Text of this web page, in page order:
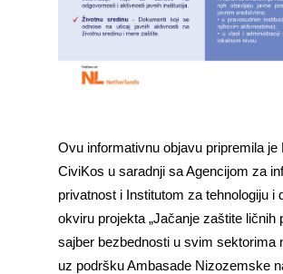
Ovu informativnu objavu pripremila je
CiviKos u saradnji sa Agencijom za
privatnost i Institutom za tehnologiju i
okviru projekta „Jačanje zaštite ličnih
sajber bezbednosti u svim sektorima
uz podršku Ambasade Nizozemske